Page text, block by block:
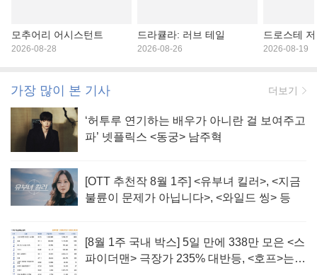
모추어리 어시스턴트
2026-08-28
드라큘라: 러브 테일
2026-08-26
드로스테
2026-08-19
가장 많이 본 기사 더보기
‘허투루 연기하는 배우가 아니란 걸 보여주고
파’ 넷플릭스 <동궁> 남주혁
[OTT 추천작 8월 1주] <유부녀 킬러>, <지금
불륜이 문제가 아닙니다>, <와일드 씽> 등
[8월 1주 국내 박스] 5일 만에 338만 모은 <스
파이더맨> 극장가 235% 대반등, <호프>는